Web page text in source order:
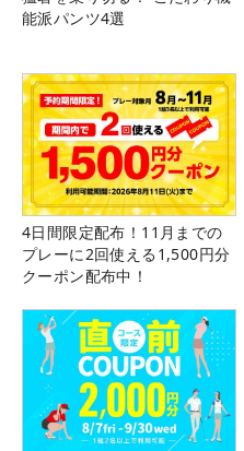
能派パンツ4選
4日間限定配布！11月までの
プレーに2回使える1,500円分
クーポン配布中！